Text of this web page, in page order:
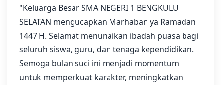
"Keluarga Besar SMA NEGERI 1 BENGKULU
SELATAN mengucapkan Marhaban ya Ramadan
1447 H. Selamat menunaikan ibadah puasa bagi
seluruh siswa, guru, dan tenaga kependidikan.
Semoga bulan suci ini menjadi momentum
untuk memperkuat karakter, meningkatkan